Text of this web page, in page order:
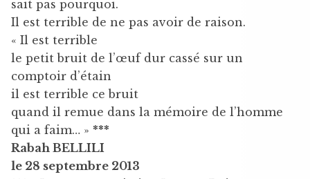
sait pas pourquoi.
Il est terrible de ne pas avoir de raison.
« Il est terrible
le petit bruit de l’œuf dur cassé sur un
comptoir d’étain
il est terrible ce bruit
quand il remue dans la mémoire de l’homme
qui a faim… » ***
Rabah BELLILI
le 28 septembre 2013